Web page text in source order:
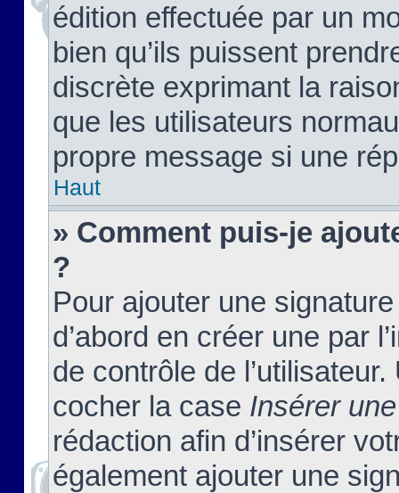
édition effectuée par un
bien qu’ils puissent
discrète exprimant la
que les utilisateurs
propre message si une
Haut
» Comment puis-je
?
Pour ajouter une
d’abord en créer une par
de contrôle de
cocher la case Insérer
rédaction afin d’insérer
également ajouter une